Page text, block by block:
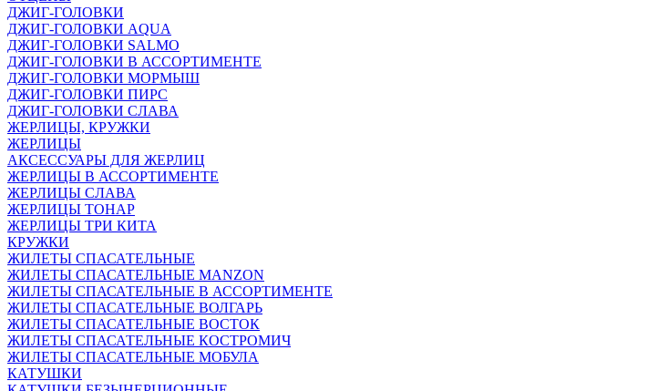
ДЖИГ-ГОЛОВКИ
ДЖИГ-ГОЛОВКИ AQUA
ДЖИГ-ГОЛОВКИ SALMO
ДЖИГ-ГОЛОВКИ В АССОРТИМЕНТЕ
ДЖИГ-ГОЛОВКИ МОРМЫШ
ДЖИГ-ГОЛОВКИ ПИРС
ДЖИГ-ГОЛОВКИ СЛАВА
ЖЕРЛИЦЫ, КРУЖКИ
ЖЕРЛИЦЫ
АКСЕССУАРЫ ДЛЯ ЖЕРЛИЦ
ЖЕРЛИЦЫ В АССОРТИМЕНТЕ
ЖЕРЛИЦЫ СЛАВА
ЖЕРЛИЦЫ ТОНАР
ЖЕРЛИЦЫ ТРИ КИТА
КРУЖКИ
ЖИЛЕТЫ СПАСАТЕЛЬНЫЕ
ЖИЛЕТЫ СПАСАТЕЛЬНЫЕ MANZON
ЖИЛЕТЫ СПАСАТЕЛЬНЫЕ В АССОРТИМЕНТЕ
ЖИЛЕТЫ СПАСАТЕЛЬНЫЕ ВОЛГАРЬ
ЖИЛЕТЫ СПАСАТЕЛЬНЫЕ ВОСТОК
ЖИЛЕТЫ СПАСАТЕЛЬНЫЕ КОСТРОМИЧ
ЖИЛЕТЫ СПАСАТЕЛЬНЫЕ МОБУЛА
КАТУШКИ